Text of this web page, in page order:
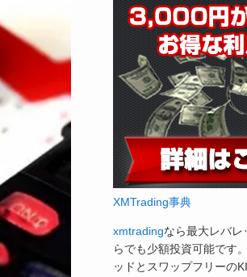
XMTrading事典
xmtradingなら最大レバ
らでも少額投資可能です
ッドとスワップフリーの